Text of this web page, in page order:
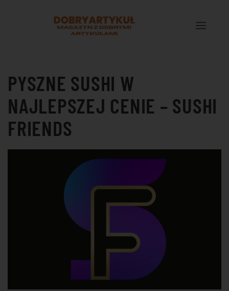
Przejdź do treści głównej
PYSZNE SUSHI W
NAJLEPSZEJ CENIE – SUSHI
FRIENDS